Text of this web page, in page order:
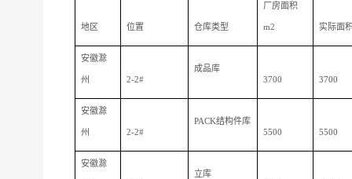
地区 位置 仓库类型
厂房面积
m2 实际面
安徽滁
州 2-2#
成品库
3700
3700
安徽滁
州 2-2#
PACK结构件库
5500
5500
安徽滁
立库